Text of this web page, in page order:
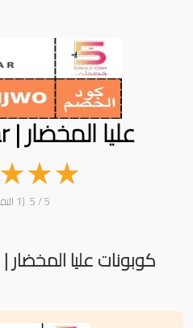
عليا المخضار | Alia Mehdar
★
★
★ 5 / 5 (1 التقييمات)
كوبونات عليا المخضار | Alia Mehdar 2026